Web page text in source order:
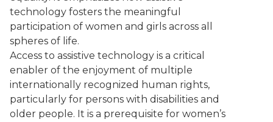
technology fosters the meaningful
participation of women and girls across all
spheres of life.
Access to assistive technology is a critical
enabler of the enjoyment of multiple
internationally recognized human rights,
particularly for persons with disabilities and
older people. It is a prerequisite for women’s